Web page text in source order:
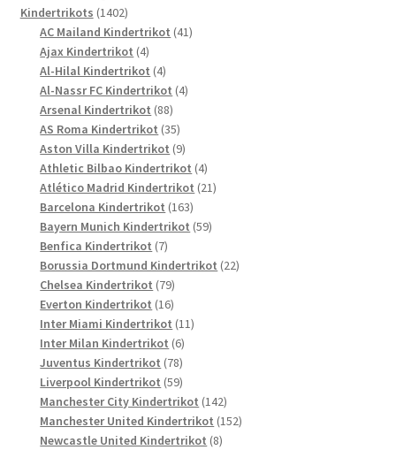
Kindertrikots 14021402
Produkte
AC Mailand Kindertrikot 4141
Ajax Kindertrikot 44
Produkte
Al-Hilal Kindertrikot 44
Produkte
Al-Nassr FC Kindertrikot 44
Arsenal Kindertrikot 8888
Produkte
AS Roma Kindertrikot 3535
Produkte
Aston Villa Kindertrikot 99
Produkte
Athletic Bilbao Kindertrikot 44
Produkte
Atlético Madrid Kindertrikot 2121
Barcelona Kindertrikot 163163
Produkte
Bayern Munich Kindertrikot 5959
Benfica Kindertrikot 77
Produkte
Borussia Dortmund Kindertrikot 2222
Chelsea Kindertrikot 7979
Produkte
Everton Kindertrikot 1616
Produkte
Inter Miami Kindertrikot 1111
Inter Milan Kindertrikot 66
Produkte
Juventus Kindertrikot 7878
Produkte
Liverpool Kindertrikot 5959
Produkte
Manchester City Kindertrikot 142142
Produkte
Manchester United Kindertrikot 152152
Newcastle United Kindertrikot 88